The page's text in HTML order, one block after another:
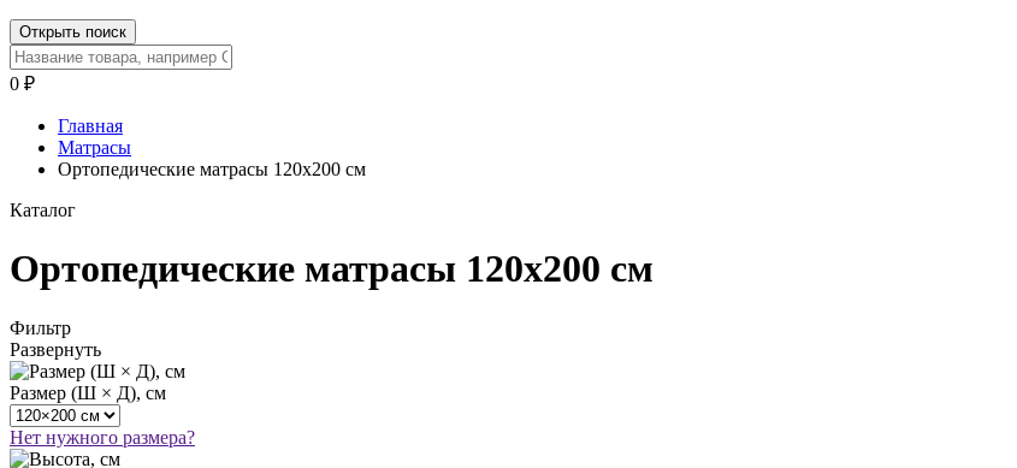
Открыть поиск
0 ₽
Главная
Матрасы
Ортопедические матрасы 120х200 см
Каталог
Ортопедические матрасы 120х200 см
Фильтр
Развернуть
Размер (Ш × Д), см
Нет нужного размера?